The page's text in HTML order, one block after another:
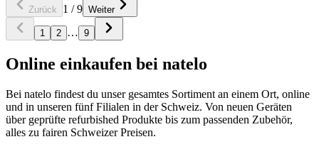
Zurück 1 /9 Weiter
1 2 … 9
Online einkaufen bei natelo
Bei natelo findest du unser gesamtes Sortiment an einem Ort, online
und in unseren fünf Filialen in der Schweiz. Von neuen Geräten
über geprüfte refurbished Produkte bis zum passenden Zubehör,
alles zu fairen Schweizer Preisen.